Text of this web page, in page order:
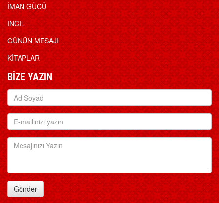
İMAN GÜCÜ
İNCİL
GÜNÜN MESAJI
KİTAPLAR
BİZE YAZIN
Gönder